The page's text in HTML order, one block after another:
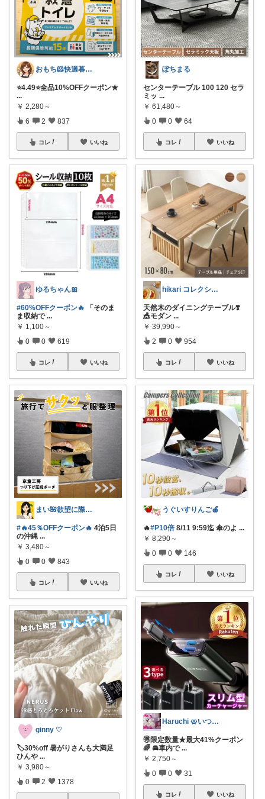
おもち🐹快適暮らし🌸オリ写🪴
⭐️4.49⭐️全品10%OFFクーポン★
...
￥ 2,280～
6 2 837
コレ いいね
ゆるちゃん🎀
#60%OFFクーポン🔥 「そのま
ま収納で ...
￥ 1,100～
0 0 619
コレ いいね
まい🌺欲望に際限なしフルタイムワーママ
#🔥45％OFFクーポン🔥 4泊5日
の沖縄 ...
￥ 3,480～
0 0 843
コレ いいね
ginny ♡
🏷️30%off 暑がりさんも大満足
ひんや ...
￥ 3,980～
0 2 1378
ぽちまる
センターテーブル 100 120 セラ
ミッ ...
￥ 61,480～
0 0 64
コレ いいね
hikari コレクション見てね✨
天然木のダイニングテーブル❣️
🎪モダン ...
￥ 39,990～
2 0 954
コレ いいね
うぐいすりんご🍎
🔥#P10倍 8/11 9:59迄 傘のよ ...
￥ 8,290～
0 0 146
コレ いいね
Haruchi 🥨いつもありがとう🌸
🉐限定数量★最大41%クーポン
🌈 🚘車内で ...
￥ 2,750～
0 0 31
コレ いいね